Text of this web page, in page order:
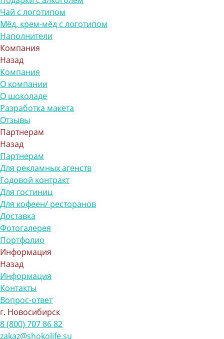
Чай с логотипом
Мёд, крем-мёд с логотипом
Наполнители
Компания
Назад
Компания
О компании
О шоколаде
Разработка макета
Отзывы
Партнерам
Назад
Партнерам
Для рекламных агенств
Годовой контракт
Для гостиниц
Для кофеен/ ресторанов
Доставка
Фотогалерея
Портфолио
Информация
Назад
Информация
Контакты
Вопрос-ответ
г. Новосибирск
8 (800) 707 86 82
zakaz@shokolife.su